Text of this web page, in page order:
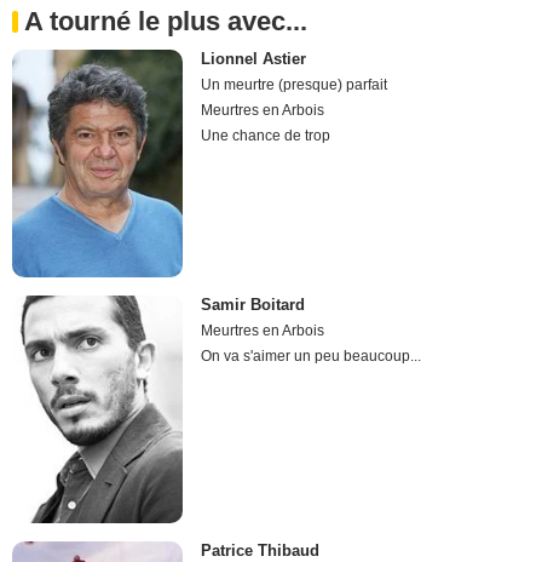
A tourné le plus avec...
Lionnel Astier
Un meurtre (presque) parfait
Meurtres en Arbois
Une chance de trop
Samir Boitard
Meurtres en Arbois
On va s'aimer un peu beaucoup...
Patrice Thibaud